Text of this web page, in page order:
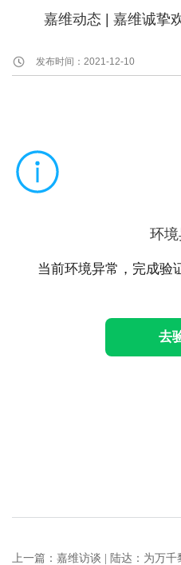
嘉维动态 | 嘉维诚挚
发布时间：2021-12-10
环境
当前环境异常，完成验
去